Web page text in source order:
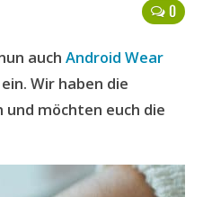
0
auch Android Wear
ein. Wir haben die
möchten euch die